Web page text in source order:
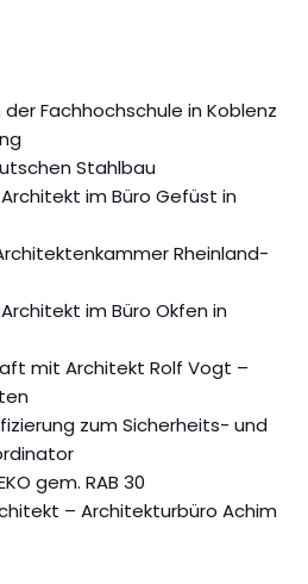
Fachhochschule in Koblenz
Stahlbau
im Büro Gefüst in
Rheinland-
im Büro Okfen in
mit Architekt Rolf Vogt –
zum Sicherheits- und
gem. RAB 30
– Architekturbüro Achim